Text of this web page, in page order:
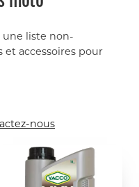
liste non-
accessoires pour
nous